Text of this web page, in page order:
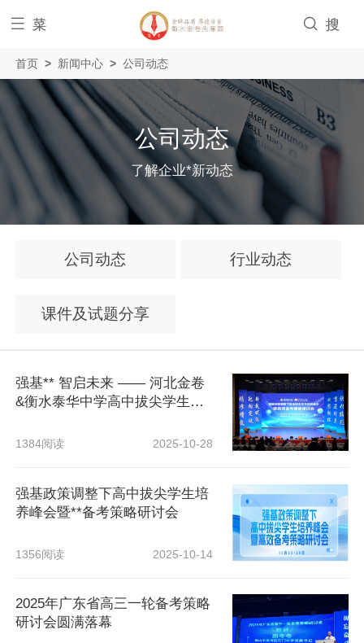
 菜
单
 搜
首页 > 新闻中心 >公司动态
公司动态
了解企业*新动态
公司动态 行业动态
课件及试题分享
强基** 智启未来 —— 河北金卷
&衡水泰华中学高中拔尖学生培
1384阅读 2025-10-28
强基政策调整下高中拔尖学生培
养峰会暨**备考策略研讨会
1356阅读 2025-10-14
2025年广东省高三一轮备考策略
研讨会圆满落幕